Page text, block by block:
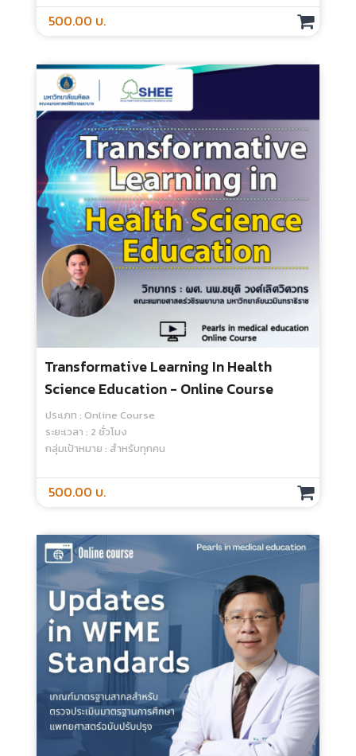
500.00 บ.
Reconstruction Of TQF1 Effects On
Medical School And Curriculum ผลกระ
ทบของการปรับ มคอ.1 สาขาแพทยศาสตร์
ต่อโรงเรียนแพทย์และหลักสูตรแพทยศาสตร์
- Online Course
ประเภท : Online Course
ระยะเวลา : 2 ชั่วโมง
กลุ่มเป้าหมาย : สำหรับทุกคน
500.00 บ.